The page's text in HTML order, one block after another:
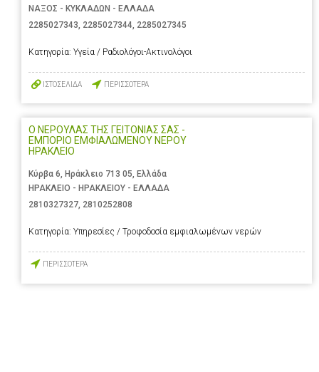
ΝΑΞΟΣ - ΚΥΚΛΑΔΩΝ - ΕΛΛΑΔΑ
2285027343, 2285027344, 2285027345
Κατηγορία: Υγεία / Ραδιολόγοι-Ακτινολόγοι
ΙΣΤΟΣΕΛΙΔΑ ΠΕΡΙΣΣΟΤΕΡΑ
Ο ΝΕΡΟΥΛΑΣ ΤΗΣ ΓΕΙΤΟΝΙΑΣ ΣΑΣ -
ΕΜΠΟΡΙΟ ΕΜΦΙΑΛΩΜΕΝΟΥ ΝΕΡΟΥ
ΗΡΑΚΛΕΙΟ
Κύρβα 6, Ηράκλειο 713 05, Ελλάδα
ΗΡΑΚΛΕΙΟ - ΗΡΑΚΛΕΙΟΥ - ΕΛΛΑΔΑ
2810327327, 2810252808
Κατηγορία: Υπηρεσίες / Τροφοδοσία εμφιαλωμένων νερών
ΠΕΡΙΣΣΟΤΕΡΑ